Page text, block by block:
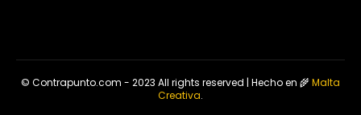
© Contrapunto.com - 2023 All rights reserved | Hecho en 🌾Malta
Creativa.